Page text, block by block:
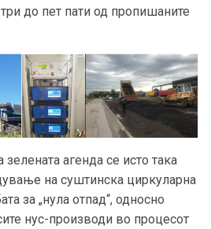
до пет пати од пропишаните
агенда се исто така
на суштинска циркуларна
за „нула отпад“, односно
нус-производи во процесот